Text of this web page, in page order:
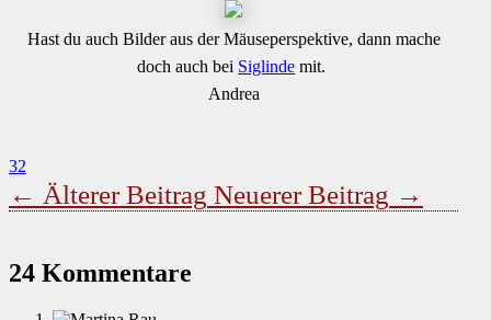
Hast du auch Bilder aus der Mäuseperspektive, dann mache
doch auch bei Siglinde mit.
Andrea
32
← Älterer Beitrag Neuerer Beitrag →
24 Kommentare